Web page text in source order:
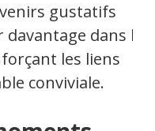
gustatifs
dans la
les liens
conviviale.